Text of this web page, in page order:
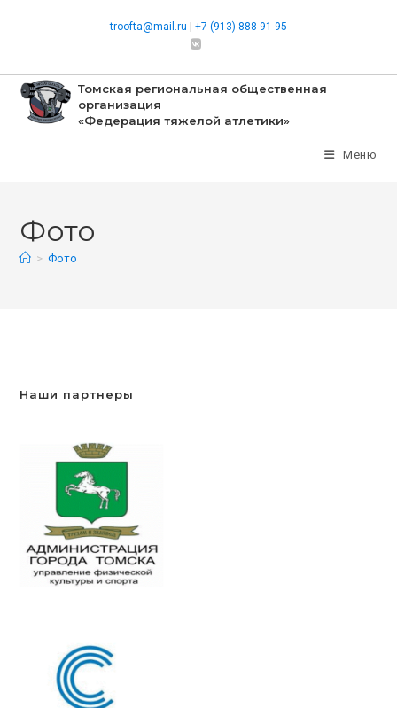
troofta@mail.ru +7 (913) 888 91-95
Томская региональная общественная
организация
«Федерация тяжелой атлетики»
Меню
Фото
> Фото
Наши партнеры